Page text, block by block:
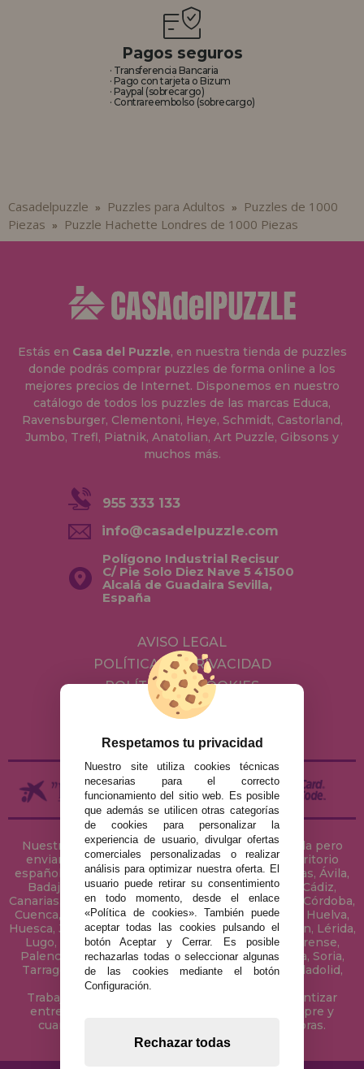
Pagos seguros
· Transferencia Bancaria
· Pago con tarjeta o Bizum
· Paypal (sobrecargo)
· Contrareembolso (sobrecargo)
Casadelpuzzle » Puzzles para Adultos »
Puzzles de 1000
Piezas » Puzzle Hachette Londres de 1000 Piezas
Estás en Casa del Puzzle, en nuestra tienda de puzzles
donde podrás comprar puzzles de forma online a los
mejores precios de Internet. Disponemos en nuestro
catálogo de todos los puzzles de las marcas Educa,
Ravensburger, Clementoni, Heye, Schmidt, Castorland,
Jumbo, Trefl, Piatnik, Anatolian, Art Puzzle, Gibsons y
muchos más.
955 333 133
info@casadelpuzzle.com
Polígono Industrial Recisur
C/ Pie Solo Diez Nave 5 41500
Alcalá de Guadaira Sevilla,
España
AVISO LEGAL
POLÍTICA DE PRIVACIDAD
POLÍTICA DE COOKIES
ENVÍOS Y DEVOLUCIONES
Nuestra tienda de puzzles está ubicada en Sevilla pero
enviamos tus puzzles a cualquier ciudad del territorio
español: Álava, Albacete, Alicante, Almería, Asturias, Ávila,
Badajoz, Baleares, Barcelona, Burgos, Cáceres, Cádiz,
Canarias, Cantabria, Castellón, Ceuta, Ciudad Real, Córdoba,
Cuenca, Gerona, Granada, Guadalajara, Guipúzcoa, Huelva,
Huesca, Jaén, La Coruña, La Rioja, Las Palmas, Leon, Lérida,
Lugo, Madrid, Málaga, Melilla, Murcia, Navarra, Orense,
Palencia, Pontevedra, Salamanca, Segovia, Sevilla, Soria,
Tarragona, Tenerife, Teruel, Toledo, Valencia, Valladolid,
Vizcaya, Zamora y Zaragoza.
Trabajamos con Stocks permanentes para garantizar
entregas rápidas en territorio peninsular, siempre y
cuando el pedido se realice antes de las 18 horas.
Respetamos tu privacidad
Nuestro site utiliza cookies técnicas
necesarias para el correcto
funcionamiento del sitio web. Es posible
que además se utilicen otras categorías
de cookies para personalizar la
experiencia de usuario, divulgar ofertas
comerciales personalizadas o realizar
análisis para optimizar nuestra oferta. El
usuario puede retirar su consentimiento
en todo momento, desde el enlace
«Política de cookies». También puede
aceptar todas las cookies pulsando el
botón Aceptar y Cerrar. Es posible
rechazarlas todas o seleccionar algunas
de las cookies mediante el botón
Configuración.
Rechazar todas